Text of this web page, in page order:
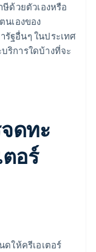
ษีด้วยตัวเองหรือ
นเองของ
ฐอื่นๆ ในประเทศ
ริการใดบ้างที่จะ
ดทะ
อร์
ให้ครีเอเตอร์